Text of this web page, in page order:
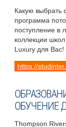
Какую выбрать
программа
поступление в
коллекции
Luxury для Вас!
https://
ОБУЧЕНИЕ
Thompson